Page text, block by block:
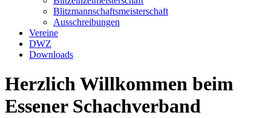
Blitzmannschaftsmeisterschaft
Ausschreibungen
Vereine
DWZ
Downloads
Herzlich Willkommen beim
Essener Schachverband